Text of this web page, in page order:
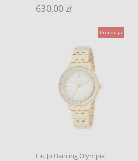
630,00 zł
Promocja
Liu Jo Dancing Olympia